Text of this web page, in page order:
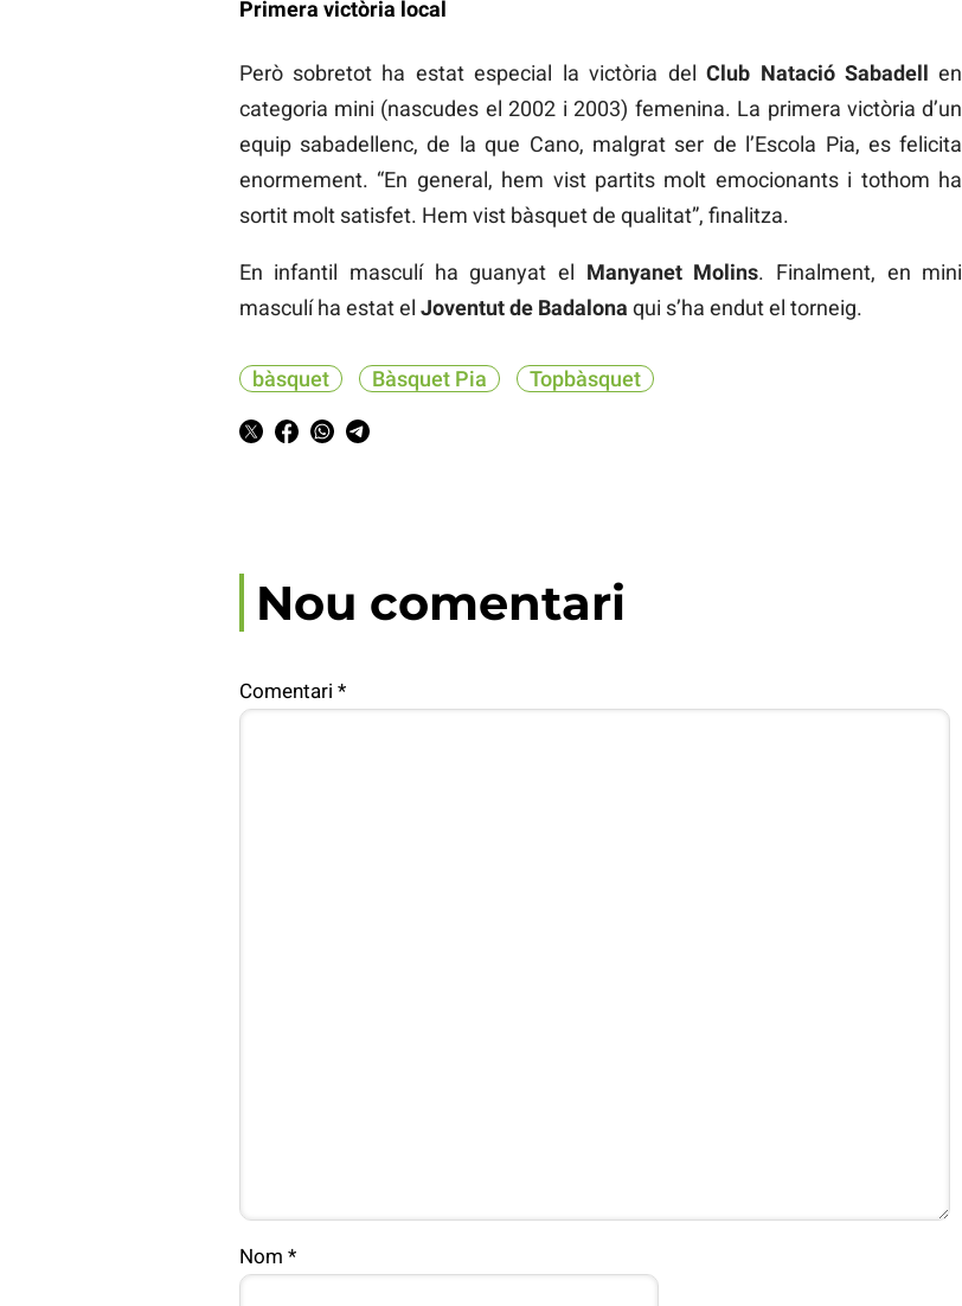
Primera victòria local
Però sobretot ha estat especial la victòria delClub Natació Sabadell en
categoria mini (nascudes el 2002 i 2003) femenina. La primera victòria d’un
equip sabadellenc, de la que Cano, malgrat ser de l’Escola Pia, es felicita
enormement. “En general, hem vist partits molt emocionants i tothom ha
sortit molt satisfet. Hem vist bàsquet de qualitat”, finalitza.
En infantil masculí ha guanyat el Manyanet Molins. Finalment, en mini
masculí ha estat el Joventut de Badalona qui s’ha endut el torneig.
bàsquet Bàsquet Pia Topbàsquet
Nou comentari
Comentari *
Nom *